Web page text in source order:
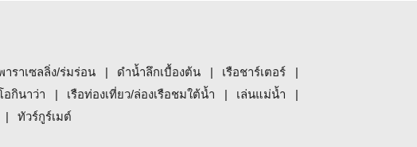
าราเซลลิ่ง/ร่มร่อน ดำน้ำลึกเบื้องต้น
เรือชาร์เตอร์
อกินาว่า เรือท่องเที่ยว/ล่องเรือชมใต้น้ำ
เล่นแม่น้ำ
ทัวร์กูร์เมต์